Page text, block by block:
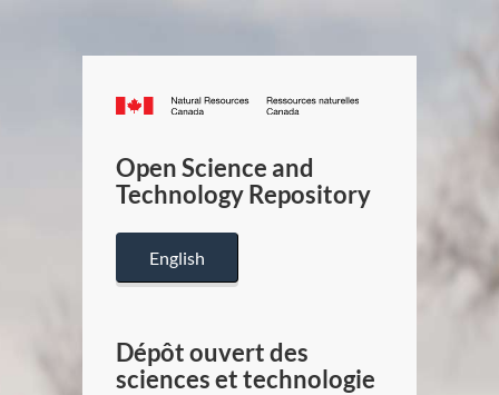
Canada.ca
/
Canada
Open Science and
Technology Repository
English
Dépôt ouvert des
sciences et technologie